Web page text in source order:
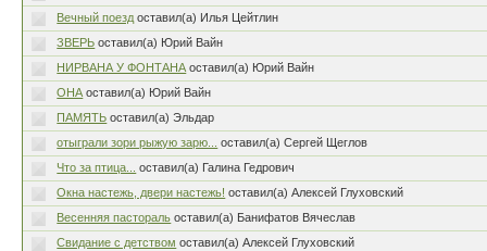
Вечный поезд оставил(а) Илья Цейтлин
ЗВЕРЬ оставил(а) Юрий Вайн
НИРВАНА У ФОНТАНА оставил(а) Юрий Вайн
ОНА оставил(а) Юрий Вайн
ПАМЯТЬ оставил(а) Эльдар
отыграли зори рыжую зарю...
оставил(а) Сергей Щеглов
Что за птица...
оставил(а) Галина Гедрович
Окна настежь, двери настежь! оставил(а) Алексей Глуховский
Весенняя пастораль оставил(а) Банифатов Вячеслав
Свидание с детством оставил(а) Алексей Глуховский